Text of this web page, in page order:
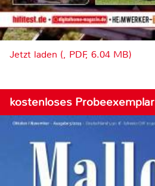
Jetzt laden (, PDF, 6.04 MB)
kostenloses Probeexemplar